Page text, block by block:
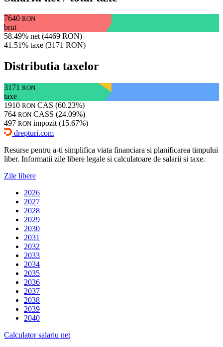
7640 RON
brut
58.49% net (4469 RON)
41.51% taxe (3171 RON)
Distributia taxelor
3171 RON
taxe
1910 RON CAS (60.23%)
764 RON CASS (24.09%)
497 RON impozit (15.67%)
drepturi.com
Resurse pentru a-ti simplifica viata financiara si planificarea timpului
liber. Informatii zile libere legale si calculatoare de salarii si taxe.
Zile libere
2026
2027
2028
2029
2030
2031
2032
2033
2034
2035
2036
2037
2038
2039
2040
Calculator salariu net